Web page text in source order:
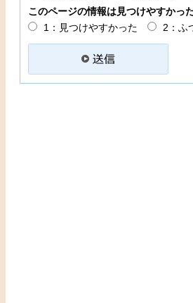
このページの情報は見つけやすかっ
1：見つけやすかった
2：ふ